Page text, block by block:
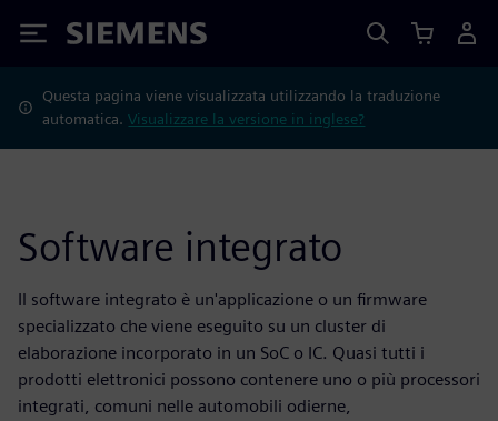
Siemens
Questa pagina viene visualizzata utilizzando la traduzione
automatica.Visualizzare la versione in inglese?
Software integrato
Il software integrato è un'applicazione o un firmware
specializzato che viene eseguito su un cluster di
elaborazione incorporato in un SoC o IC. Quasi tutti i
prodotti elettronici possono contenere uno o più processori
integrati, comuni nelle automobili odierne,